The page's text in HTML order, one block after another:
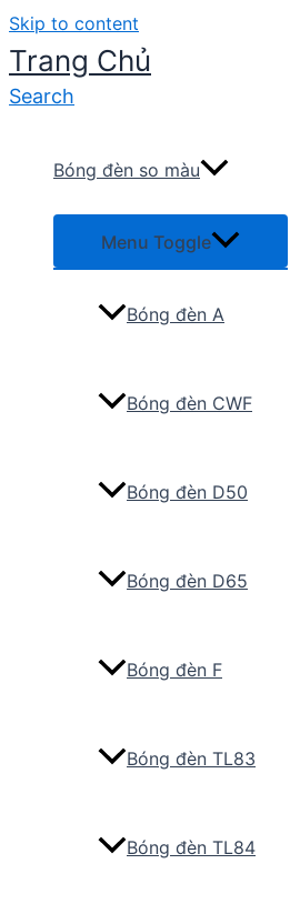
Skip to content
Trang Chủ
Search
Bóng đèn so màu
Menu Toggle
Bóng đèn A
Bóng đèn CWF
Bóng đèn D50
Bóng đèn D65
Bóng đèn F
Bóng đèn TL83
Bóng đèn TL84